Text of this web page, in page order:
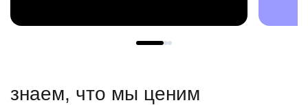
знаем, что мы ценим